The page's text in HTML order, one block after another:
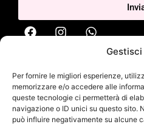
Gestisci
Per fornire le migliori esperienze,
memorizzare e/o accedere alle
queste tecnologie ci permetterà di
navigazione o ID unici su questo sito.
può influire negativamente su alcune
Mina